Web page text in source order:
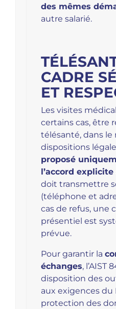
des mêmes
autre salarié.
CADRE
ET
Les visites
certains cas, être
télésanté, dans
dispositions
proposé
l’accord
doit transmettre
(téléphone et
cas de refus, une
présentiel est
prévue.
Pour garantir la
échanges, l’AIST
disposition des
aux exigences du
protection des